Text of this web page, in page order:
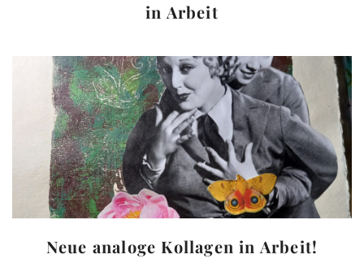
in Arbeit
Neue analoge Kollagen in Arbeit!